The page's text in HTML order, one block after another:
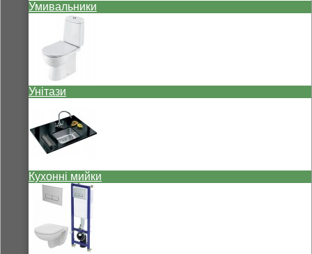
Умивальники
Унітази
Кухонні мийки